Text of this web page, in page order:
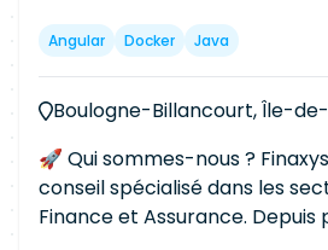
Angular Docker Java
Boulogne-Billancourt, Île-
🚀 Qui sommes-nous ?
conseil spécialisé dans les
Finance et Assurance. Depuis